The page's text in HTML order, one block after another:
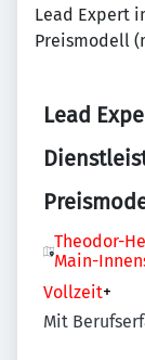
Lead Expert
Preismodell
Lead
Theodor-
Main-
Vollzeit+
Mit